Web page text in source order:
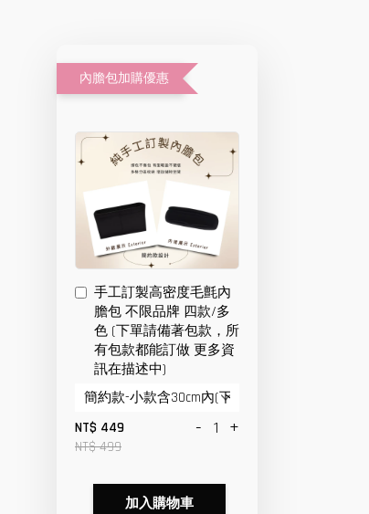
內膽包加購優惠
手工訂製高密度毛氈內
膽包 不限品牌 四款/多
色 (下單請備著包款，所
有包款都能訂做 更多資
訊在描述中)
NT$ 449
NT$ 499
- +
加入購物車